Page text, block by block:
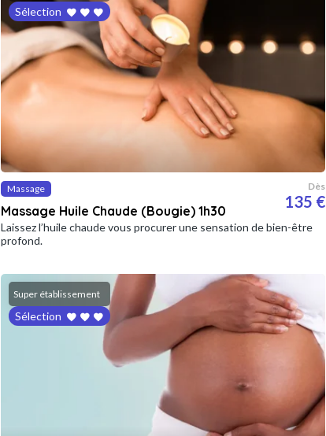
Sélection
Massage
Massage Huile Chaude (Bougie) 1h30
Dès
135 €
Laissez l’huile chaude vous procurer une sensation de bien-être
profond.
Super établissement
Sélection